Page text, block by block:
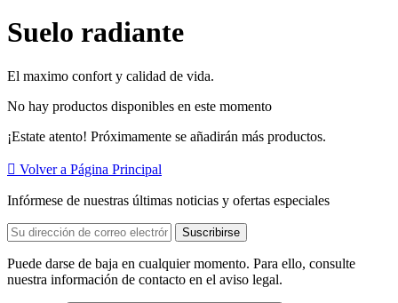
Suelo radiante
El maximo confort y calidad de vida.
No hay productos disponibles en este momento
¡Estate atento! Próximamente se añadirán más productos.
 Volver a Página Principal
Infórmese de nuestras últimas noticias y ofertas especiales
Puede darse de baja en cualquier momento. Para ello, consulte
nuestra información de contacto en el aviso legal.